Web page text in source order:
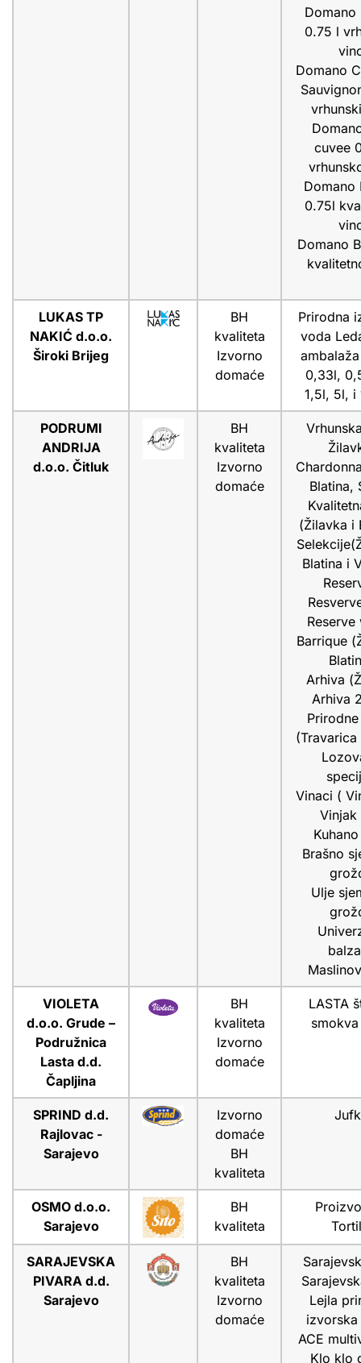
Domano
0.75 l
Domano
cuvee
Domano
0.75l
Domano
LUKAS TP
NAKIĆ d.o.o.
Široki Brijeg
BH
kvaliteta
Izvorno
domaće
Prirodna
voda
0,33l,
1,5l, 5l, i
PODRUMI
ANDRIJA
d.o.o. Čitluk
BH
kvaliteta
Izvorno
domaće
Blatina,
(Žilavka i
Blatina i
Reserve
Barrique
Arhiva
Arhiva
Vinaci (
Vinjak
Brašno
Ulje
VIOLETA
d.o.o. Grude –
Podružnica
Lasta d.d.
Čapljina
BH
kvaliteta
Izvorno
domaće
LASTA
SPRIND d.d.
Rajlovac -
Sarajevo
Izvorno
domaće
BH
kvaliteta
OSMO d.o.o.
Sarajevo
BH
kvaliteta
SARAJEVSKA
PIVARA d.d.
Sarajevo
BH
kvaliteta
Izvorno
domaće
Lejla
ACE
Klo klo